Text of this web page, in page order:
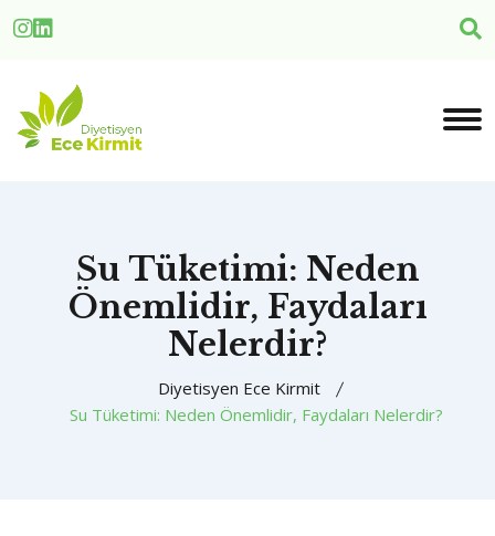
Su Tüketimi: Neden
Önemlidir, Faydaları
Nelerdir?
Diyetisyen Ece Kirmit
Su Tüketimi: Neden Önemlidir, Faydaları Nelerdir?